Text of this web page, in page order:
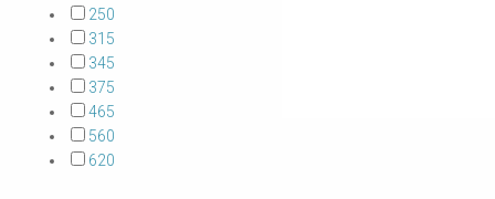
250
315
345
375
465
560
620